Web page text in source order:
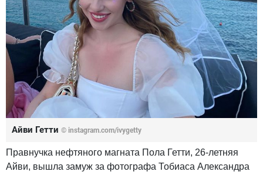
Айви Гетти © instagram.com/ivygetty
Правнучка нефтяного магната Пола Гетти, 26-летняя
Айви, вышла замуж за фотографа Тобиаса Александра